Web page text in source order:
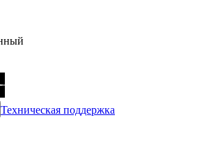
Техническая поддержка